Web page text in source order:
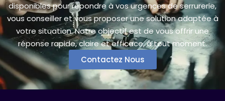
disponibles pour répondre à vos urgences de serrurerie,
vous conseiller et vous proposer une solution adaptée à
votre situation. Notre objectif est de vous offrir une
réponse rapide, claire et efficace, à tout moment.
Contactez Nous